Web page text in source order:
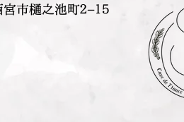
市樋之池町２−１５